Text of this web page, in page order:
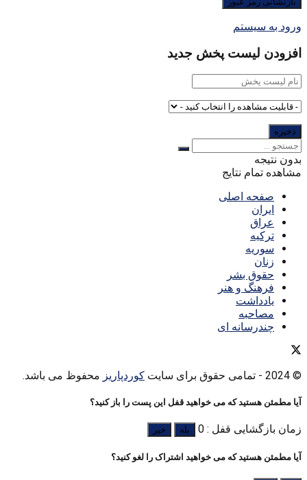
ورود به سیستم
افزودن لیست پخش جدید
بدون نتیجه
مشاهده تمام نتایج
صفحه اصلی
ایران
عراق
ترکیه
سوریه
زنان
حقوق بشر
فرهنگ و هنر
یادداشت
مصاحبه
چندرسانه ای
© 2024 - تمامی حقوق برای سایت کوردپاریز محفوظ می باشد.
آیا مطمئن هستید که می خواهید قفل این پست را باز کنید؟
زمان بازگشایی قفل : 0 بله خیر
آیا مطمئن هستید که می خواهید اشتراک را لغو کنید؟